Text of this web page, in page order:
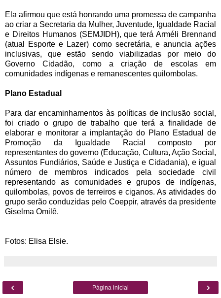
Ela afirmou que está honrando uma promessa de campanha
ao criar a Secretaria da Mulher, Juventude, Igualdade Racial
e Direitos Humanos (SEMJIDH), que terá Arméli Brennand
(atual Esporte e Lazer) como secretária, e anuncia ações
inclusivas, que estão sendo viabilizadas por meio do
Governo Cidadão, como a criação de escolas em
comunidades indígenas e remanescentes quilombolas.
Plano Estadual
Para dar encaminhamentos às políticas de inclusão social,
foi criado o grupo de trabalho que terá a finalidade de
elaborar e monitorar a implantação do Plano Estadual de
Promoção da Igualdade Racial composto por
representantes do governo (Educação, Cultura, Ação Social,
Assuntos Fundiários, Saúde e Justiça e Cidadania), e igual
número de membros indicados pela sociedade civil
representando as comunidades e grupos de indígenas,
quilombolas, povos de terreiros e ciganos. As atividades do
grupo serão conduzidas pelo Coeppir, através da presidente
Giselma Omilê.
Fotos: Elisa Elsie.
‹ ›
Página inicial